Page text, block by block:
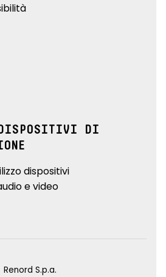
DI
dispositivi
e video
Renord S.p.a.